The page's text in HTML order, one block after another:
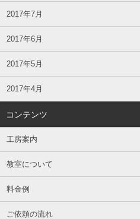
2017年7月
2017年6月
2017年5月
2017年4月
コンテンツ
工房案内
教室について
料金例
ご依頼の流れ